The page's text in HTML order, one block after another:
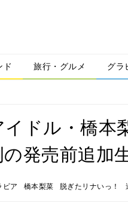
ド 旅行・グルメ グラ
ドル・橋本
発売前追加
ビア 橋本梨菜 脱ぎたリナいっ！